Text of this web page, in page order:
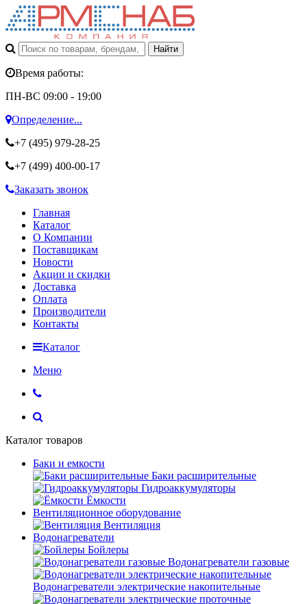
Время работы:
ПН-ВС 09:00 - 19:00
Определение...
+7 (495) 979-28-25
+7 (499) 400-00-17
Заказать звонок
Главная
Каталог
О Компании
Поставщикам
Новости
Акции и скидки
Доставка
Оплата
Производители
Контакты
Каталог
Меню
Каталог товаров
Баки и емкости
Баки расширительные
Гидроаккумуляторы
Ёмкости
Вентиляционное оборудование
Вентиляция
Водонагреватели
Бойлеры
Водонагреватели газовые
Водонагреватели электрические накопительные